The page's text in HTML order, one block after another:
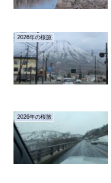
2026年の桜旅
2026年の桜旅